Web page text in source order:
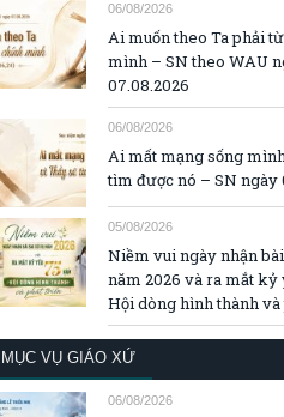
06/08/2026
Ai muốn theo Ta phải
mình – SN theo WAU
07.08.2026
06/08/2026
Ai mất mạng sống
tìm được nó – SN ngày
05/08/2026
Niềm vui ngày nhận
năm 2026 và ra mắt kỷ
Hội dòng hình thành
MỤC VỤ GIÁO XỨ
06/08/2026